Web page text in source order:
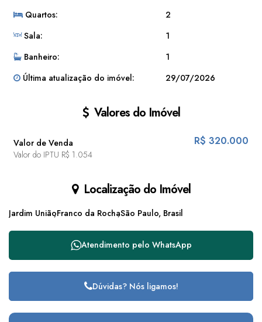
Quartos:
2
Sala:
1
Banheiro:
1
Última atualização do imóvel:
29/07/2026
Valores do Imóvel
R$ 320.000
Valor de Venda
Valor do IPTU R$ 1.054
Localização do Imóvel
Jardim UniãoFranco da RochaSão Paulo, Brasil
Atendimento pelo WhatsApp
Dúvidas? Nós ligamos!